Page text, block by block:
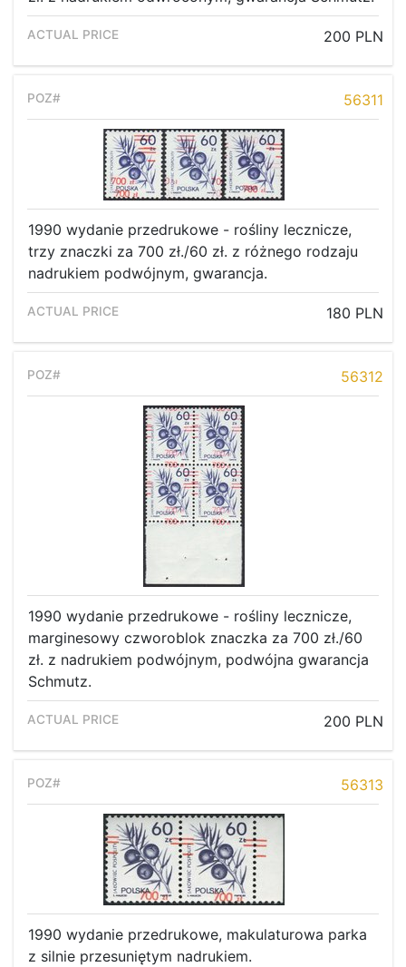
200 PLN
56311
1990 wydanie przedrukowe - rośliny lecznicze,
trzy znaczki za 700 zł./60 zł. z różnego rodzaju
nadrukiem podwójnym, gwarancja.
180 PLN
56312
1990 wydanie przedrukowe - rośliny lecznicze,
marginesowy czworoblok znaczka za 700 zł./60
zł. z nadrukiem podwójnym, podwójna gwarancja
Schmutz.
200 PLN
56313
1990 wydanie przedrukowe, makulaturowa parka
z silnie przesuniętym nadrukiem.